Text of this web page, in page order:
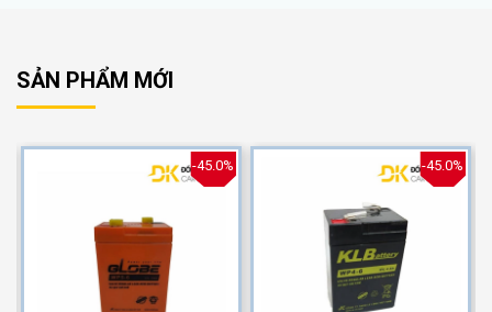
SẢN PHẨM MỚI
-45.0% -45.0%